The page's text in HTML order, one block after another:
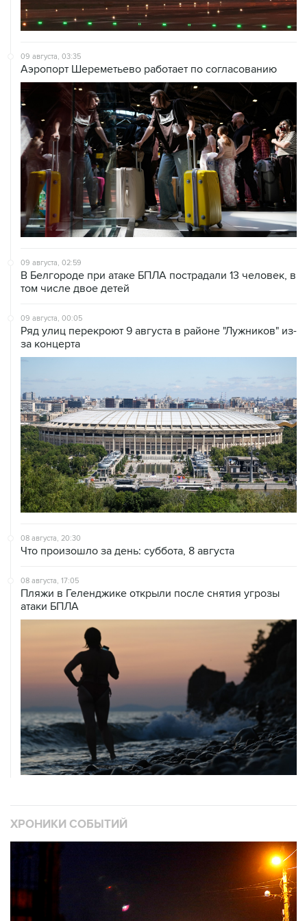
09 августа, 03:35
09 августа, 02:59
том числе двое детей
09 августа, 00:05
за концерта
08 августа, 20:30
08 августа, 17:05
атаки БПЛА
❮ ❯